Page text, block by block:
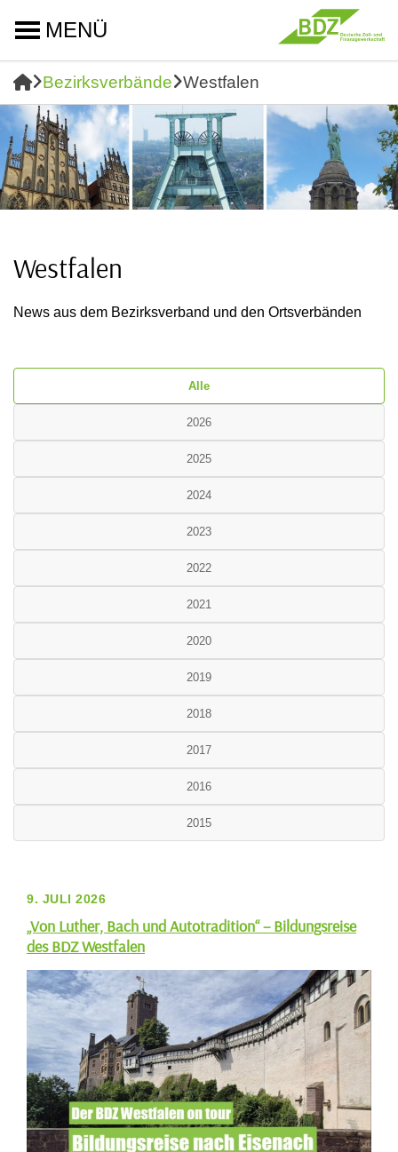
MENÜ
Bezirksverbände Westfalen
Westfalen
News aus dem Bezirksverband und den Ortsverbänden
Alle
2026
2025
2024
2023
2022
2021
2020
2019
2018
2017
2016
2015
9. JULI 2026
„Von Luther, Bach und Autotradition“ – Bildungsreise
des BDZ Westfalen